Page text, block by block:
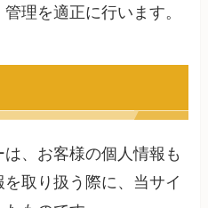
理を適正に行います。
、お客様の個人情報も
取り扱う際に、当サイ